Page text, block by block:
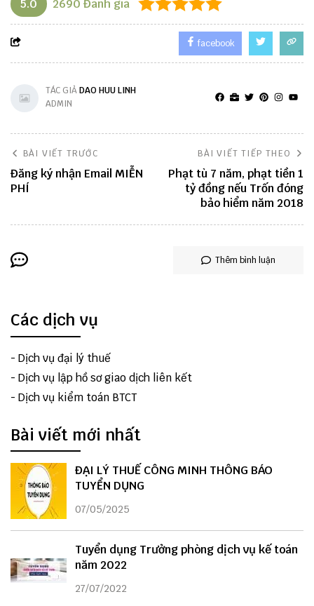
5.0 2690 Đánh giá
facebook
TÁC GIẢDAO HUU LINH
ADMIN
BÀI VIẾT TRƯỚC
Đăng ký nhận Email MIỄN
PHÍ
BÀI VIẾT TIẾP THEO
Phạt tù 7 năm, phạt tiền 1
tỷ đồng nếu Trốn đóng
bảo hiểm năm 2018
Thêm bình luận
Các dịch vụ
- Dịch vụ đại lý thuế
- Dịch vụ lập hồ sơ giao dịch liên kết
- Dịch vụ kiểm toán BTCT
Bài viết mới nhất
ĐẠI LÝ THUẾ CÔNG MINH THÔNG BÁO
TUYỂN DỤNG
07/05/2025
Tuyển dụng Trưởng phòng dịch vụ kế toán
năm 2022
27/07/2022